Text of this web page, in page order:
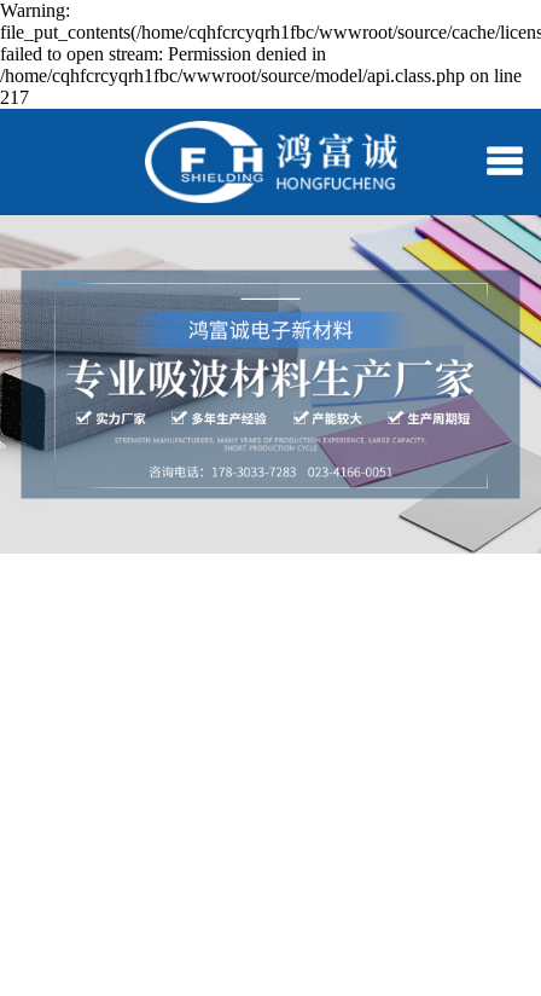
Warning:
file_put_contents(/home/cqhfcrcyqrh1fbc/wwwroot/source/cache/
failed to open stream: Permission denied in
/home/cqhfcrcyqrh1fbc/wwwroot/source/model/api.class.php on line
217